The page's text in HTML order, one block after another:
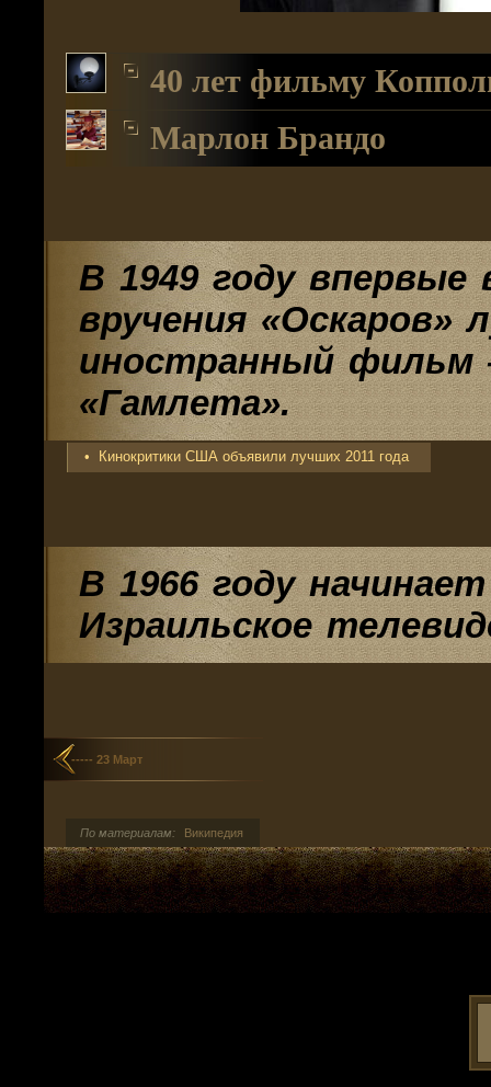
40 лет фильму
Марлон Брандо
В 1949 году впервые
вручения «Оскаров»
иностранный фильм
«Гамлета».
• Кинокритики США объявили лучших 2011 года
В 1966 году
Израильское
----- 23 Март
По материалам: Википедия